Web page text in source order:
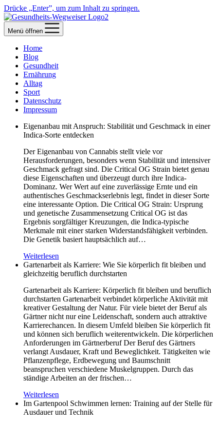
Drücke „Enter”, um zum Inhalt zu springen.
Menü öffnen
Home
Blog
Gesundheit
Ernährung
Alltag
Sport
Datenschutz
Impressum
Eigenanbau mit Anspruch: Stabilität und Geschmack in einer
Indica-Sorte entdecken
Der Eigenanbau von Cannabis stellt viele vor
Herausforderungen, besonders wenn Stabilität und intensiver
Geschmack gefragt sind. Die Critical OG Strain bietet genau
diese Eigenschaften und überzeugt durch ihre Indica-
Dominanz. Wer Wert auf eine zuverlässige Ernte und ein
authentisches Geschmackserlebnis legt, findet in dieser Sorte
eine interessante Option. Die Critical OG Strain: Ursprung
und genetische Zusammensetzung Critical OG ist das
Ergebnis sorgfältiger Kreuzungen, die Indica-typische
Merkmale mit einer starken Widerstandsfähigkeit verbinden.
Die Genetik basiert hauptsächlich auf…
Weiterlesen
Gartenarbeit als Karriere: Wie Sie körperlich fit bleiben und
gleichzeitig beruflich durchstarten
Gartenarbeit als Karriere: Körperlich fit bleiben und beruflich
durchstarten Gartenarbeit verbindet körperliche Aktivität mit
kreativer Gestaltung der Natur. Für viele bietet der Beruf als
Gärtner nicht nur eine Leidenschaft, sondern auch attraktive
Karrierechancen. In diesem Umfeld bleiben Sie körperlich fit
und können sich beruflich weiterentwickeln. Die körperlichen
Anforderungen im Gärtnerberuf Der Beruf des Gärtners
verlangt Ausdauer, Kraft und Beweglichkeit. Tätigkeiten wie
Pflanzenpflege, Erdbewegung und Baumschnitt
beanspruchen verschiedene Muskelgruppen. Durch das
ständige Arbeiten an der frischen…
Weiterlesen
Im Gartenpool Schwimmen lernen: Training auf der Stelle für
Ausdauer und Technik